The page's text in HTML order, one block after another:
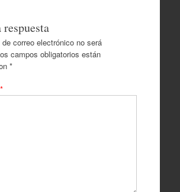
correo electrónico no será
campos obligatorios están
*
*